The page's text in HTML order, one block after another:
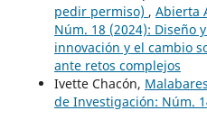
pedir permiso) , Abierta
Núm. 18 (2024): Diseño
innovación y el cambio
ante retos complejos
Ivette Chacón,
de Investigación: Núm.